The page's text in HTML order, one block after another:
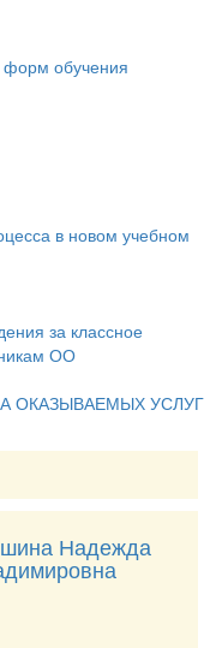
форм обучения
в новом учебном
за классное
ОО
ОКАЗЫВАЕМЫХ УСЛУГ
Надежда